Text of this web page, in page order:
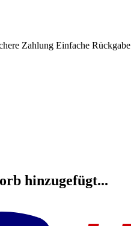
Zahlung Einfache Rückgabe
hinzugefügt...